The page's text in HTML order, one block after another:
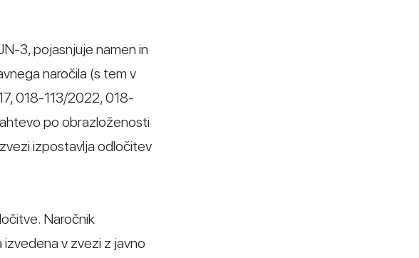
3, pojasnjuje namen in
naročila (s tem v
018-113/2022, 018-
po obrazloženosti
izpostavlja odločitev
Naročnik
v zvezi z javno